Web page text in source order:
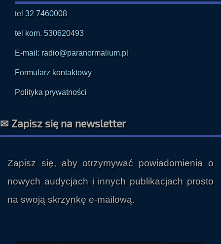
tel 32 7460008
tel kom. 530620493
E-mail: radio@paranormalium.pl
Formularz kontaktowy
Polityka prywatności
✉ Zapisz się na newsletter
Zapisz się, aby otrzymywać powiadomienia o
nowych audycjach i innych publikacjach prosto
na swoją skrzynkę e-mailową.